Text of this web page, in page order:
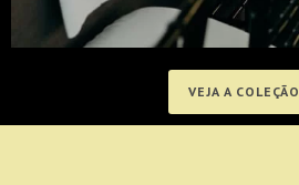
VEJA A COLEÇÃO